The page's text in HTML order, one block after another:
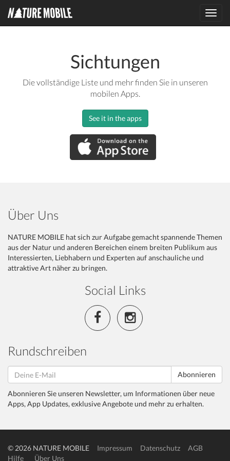
Sichtungen
Die vollständige Liste und mehr finden Sie in unseren
mobilen Apps.
See it in the apps
Über Uns
NATURE MOBILE hat sich zur Aufgabe gemacht spannende Themen
aus der Natur und anderen Bereichen einem breiten Publikum aus
Interessierten, Liebhabern und Experten auf anschauliche und
attraktive Art näher zu bringen.
Social Links
Rundschreiben
Abonnieren
Abonnieren Sie unseren Newsletter, um Informationen über neue
Apps, App Updates, exklusive Angebote und mehr zu erhalten.
© 2026 NATURE MOBILE Impressum Datenschutz
AGB
Hilfe
Über Uns